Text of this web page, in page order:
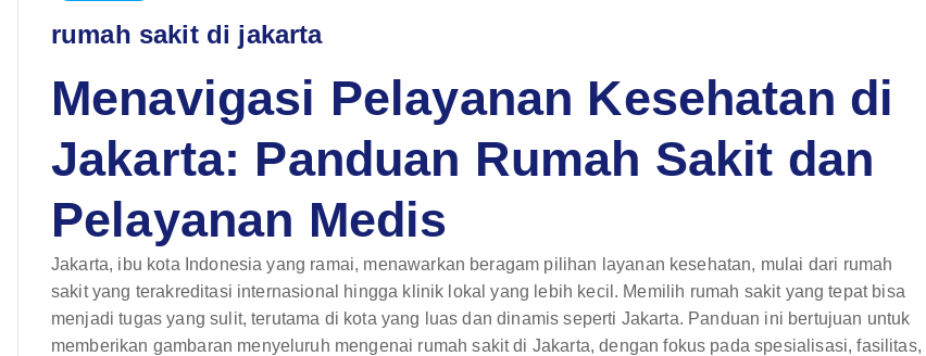
rumah sakit di jakarta
Menavigasi Pelayanan Kesehatan di
Jakarta: Panduan Rumah Sakit dan
Pelayanan Medis
Jakarta, ibu kota Indonesia yang ramai, menawarkan beragam pilihan layanan kesehatan, mulai dari rumah
sakit yang terakreditasi internasional hingga klinik lokal yang lebih kecil. Memilih rumah sakit yang tepat bisa
menjadi tugas yang sulit, terutama di kota yang luas dan dinamis seperti Jakarta. Panduan ini bertujuan untuk
memberikan gambaran menyeluruh mengenai rumah sakit di Jakarta, dengan fokus pada spesialisasi, fasilitas,